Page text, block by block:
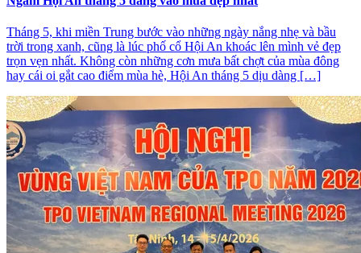
Tháng 5, khi miền Trung bước vào những ngày nắng nhẹ và bầu
trời trong xanh, cũng là lúc phố cổ Hội An khoác lên mình vẻ đẹp
trọn vẹn nhất. Không còn những cơn mưa bất chợt của mùa đông
hay cái oi gắt cao điểm mùa hè, Hội An tháng 5 dịu dàng […]